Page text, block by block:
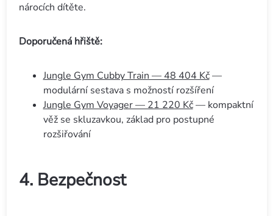
nárocích dítěte.
Doporučená hřiště:
Jungle Gym Cubby Train — 48 404 Kč—
modulární sestava s možností rozšíření
Jungle Gym Voyager — 21 220 Kč— kompaktní
věž se skluzavkou, základ pro postupné
rozšiřování
4. Bezpečnost